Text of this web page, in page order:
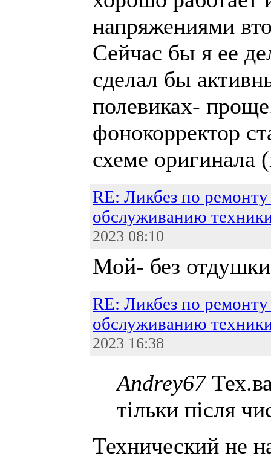
напряжениями
Сейчас бы я ее
сделал бы
полевиках-
фонокорректор
схеме оригинала
RE: Ликбез по
обслуживанию
2023 08:10
Мой- без
RE: Ликбез по
обслуживанию
2023 16:38
Andrey67
тільки після
Технический не